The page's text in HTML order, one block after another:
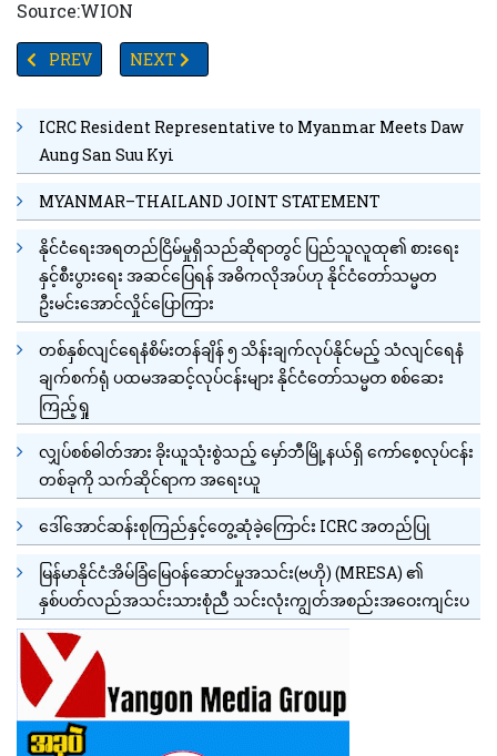
Source:WION
PREVIOUS ARTICLE: အသက်ကြီးသူများတွင် ဗိုက်တာမင်အားဆေ
PREV NEXT ARTICLE: 'ဒီနေ့ညမှာ ယဉ်ကျေးမှုတစ်ရ
NEXT
ICRC Resident Representative to Myanmar Meets Daw
Aung San Suu Kyi
MYANMAR–THAILAND JOINT STATEMENT
နိုင်ငံရေးအရတည်ငြိမ်မှုရှိသည်ဆိုရာတွင် ပြည်သူလူထု၏ စားရေး
နှင့်စီးပွားရေး အဆင်ပြေရန် အဓိကလိုအပ်ဟု နိုင်ငံတော်သမ္မတ
ဦးမင်းအောင်လှိုင်ပြောကြား
တစ်နှစ်လျင်ရေနံစိမ်းတန်ချိန် ၅ သိန်းချက်လုပ်နိုင်မည့် သံလျင်ရေနံ
ချက်စက်ရုံ ပထမအဆင့်လုပ်ငန်းများ နိုင်ငံတော်သမ္မတ စစ်ဆေး
ကြည့်ရှု
လျှပ်စစ်ဓါတ်အား ခိုးယူသုံးစွဲသည့် မှော်ဘီမြို့နယ်ရှိ ကော်စေ့လုပ်ငန်း
တစ်ခုကို သက်ဆိုင်ရာက အရေးယူ
ဒေါ်အောင်ဆန်းစုကြည်နှင့်တွေ့ဆုံခဲ့ကြောင်း ICRC အတည်ပြု
မြန်မာနိုင်ငံအိမ်ခြံမြေဝန်ဆောင်မှုအသင်း(ဗဟို) (MRESA) ၏
နှစ်ပတ်လည်အသင်းသားစုံညီ သင်းလုံးကျွတ်အစည်းအဝေးကျင်းပ